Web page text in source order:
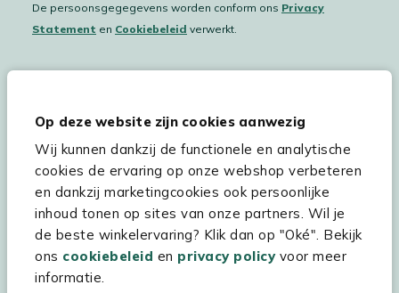
Op deze website zijn cookies aanwezig
Wij kunnen dankzij de functionele en analytische
cookies de ervaring op onze webshop verbeteren
en dankzij marketingcookies ook persoonlijke
inhoud tonen op sites van onze partners. Wil je
de beste winkelervaring? Klik dan op "Oké". Bekijk
ons cookiebeleid en privacy policyvoor meer
informatie.
De persoonsgegegevens worden conform ons Privacy
Statement en Cookiebeleid verwerkt.
Hulp & service
Assortiment
Kees Smit Tuinmeubelen
Experience Stores XXL